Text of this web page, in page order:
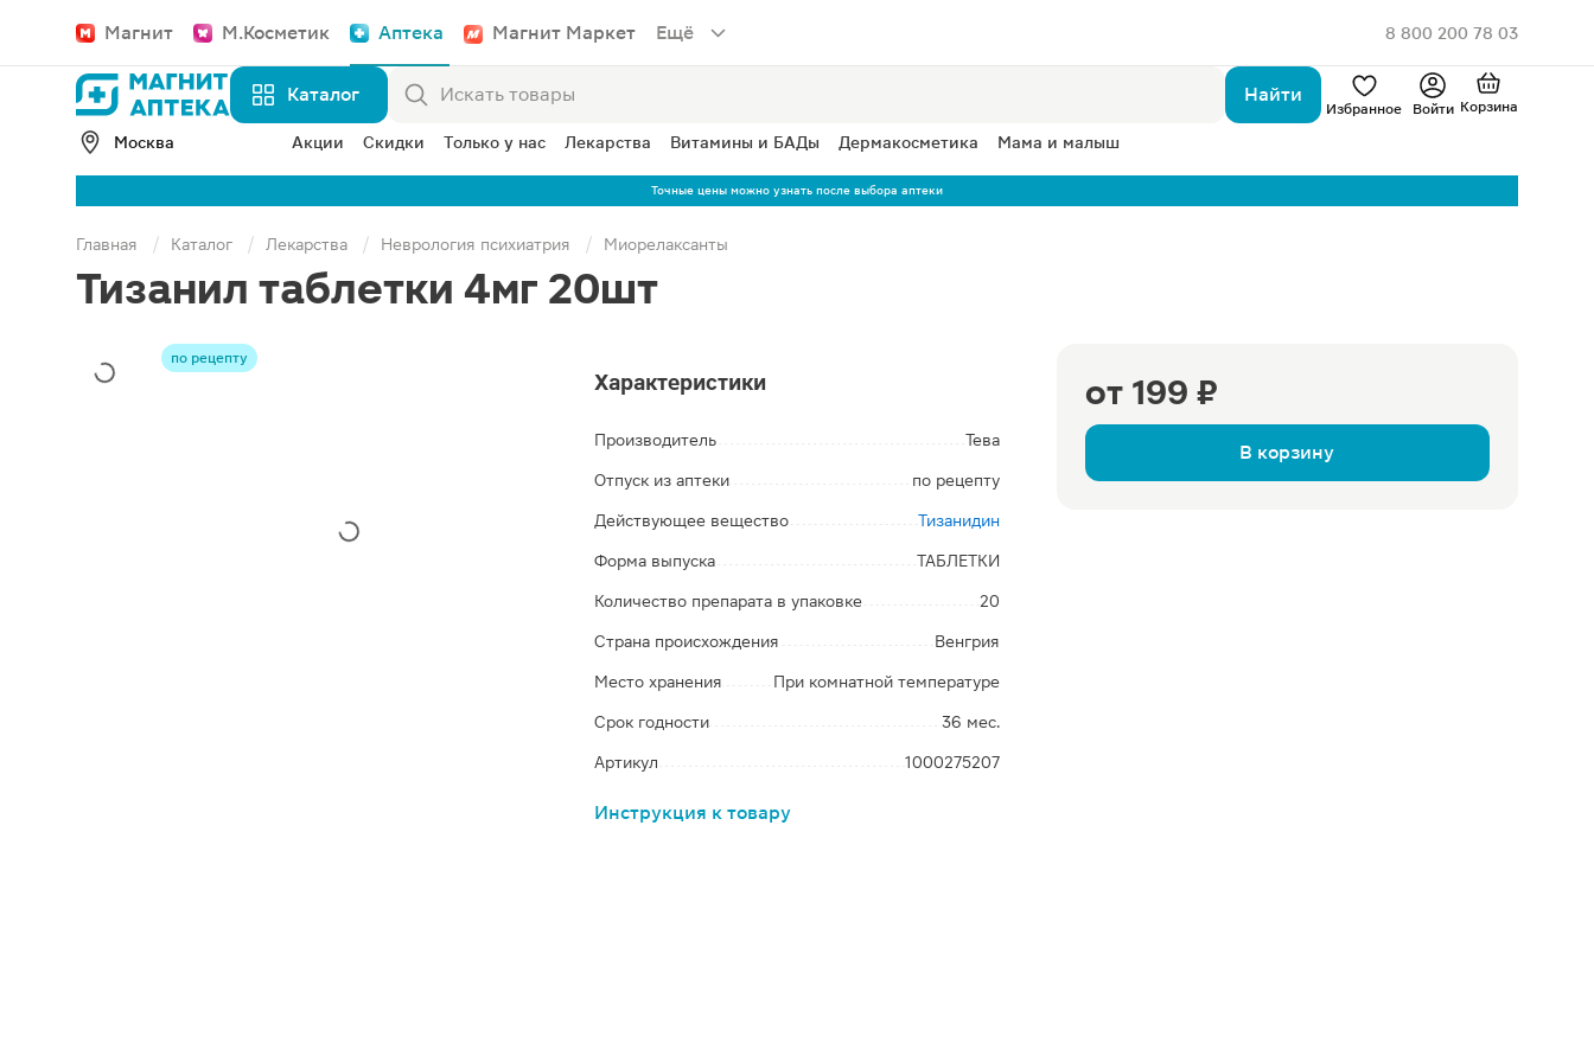
Магнит М.Косметик Аптека Магнит Маркет Ещё 8 800 200 78 03
Каталог Найти
Избранное Войти Корзина
Москва Акции Скидки Только у нас Лекарства Витамины и БАДы Дермакосметика Мама и малыш
Точные цены можно узнать после выбора аптеки
Главная Каталог Лекарства Неврология психиатрия Миорелаксанты
Тизанил таблетки 4мг 20шт
по рецепту
от 199 ₽
В корзину
Характеристики
Производитель Тева
Отпуск из аптеки по рецепту
Действующее вещество Тизанидин
Форма выпуска ТАБЛЕТКИ
Количество препарата в упаковке 20
Страна происхождения Венгрия
Место хранения При комнатной температуре
Срок годности 36 мес.
Артикул 1000275207
Инструкция к товару